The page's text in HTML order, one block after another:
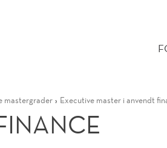
mastergrader Executive master i anvendt